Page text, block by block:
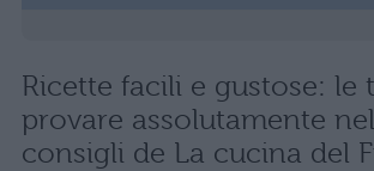
Ricette facili e gustose: le
provare assolutamente
consigli de La cucina del